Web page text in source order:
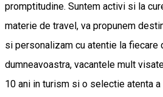
promptitudine. Suntem activi si la
materie de travel, va propunem
si personalizam cu atentie la fiecare
dumneavoastra, vacantele mult
10 ani in turism si o selectie atenta